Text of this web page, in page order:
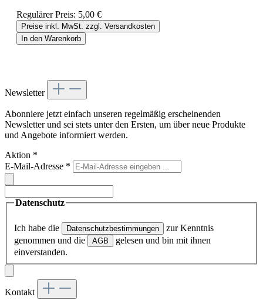
Regulärer Preis: 5,00 €
Preise inkl. MwSt. zzgl. Versandkosten
In den Warenkorb
Newsletter
Abonniere jetzt einfach unseren regelmäßig erscheinenden
Newsletter und sei stets unter den Ersten, um über neue Produkte
und Angebote informiert werden.
Aktion *
E-Mail-Adresse *
Datenschutz
Ich habe die Datenschutzbestimmungen
zur Kenntnis
genommen und die
AGB
gelesen und bin mit ihnen
einverstanden.
Kontakt